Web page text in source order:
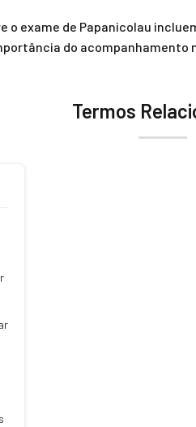
o exame de Papanicolau
do acompanhamento
Termos